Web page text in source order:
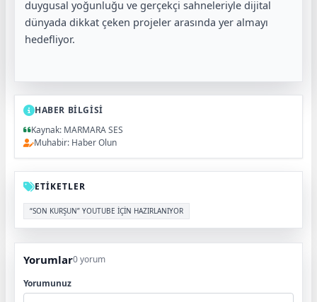
duygusal yoğunluğu ve gerçekçi sahneleriyle dijital
dünyada dikkat çeken projeler arasında yer almayı
hedefliyor.
HABER BİLGİSİ
Kaynak: MARMARA SES
Muhabir: Haber Olun
ETİKETLER
“SON KURŞUN” YOUTUBE İÇİN HAZIRLANIYOR
Yorumlar0 yorum
Yorumunuz